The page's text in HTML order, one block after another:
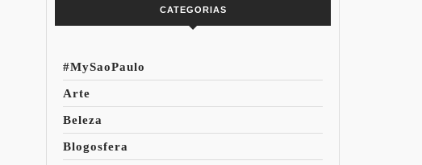
CATEGORIAS
#MySaoPaulo
Arte
Beleza
Blogosfera